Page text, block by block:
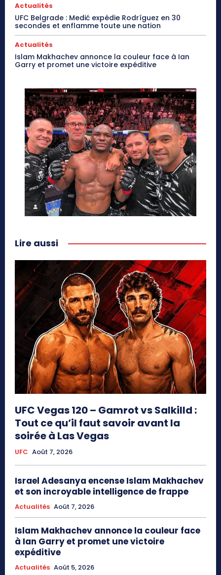
Actualités
UFC Belgrade : Medić expédie Rodríguez en 30
secondes et enflamme toute une nation
Actualités
Islam Makhachev annonce la couleur face à Ian
Garry et promet une victoire expéditive
Lire aussi
UFC Vegas 120 – Gamrot vs Salkilld :
Tout ce qu’il faut savoir avant la
soirée à Las Vegas
UFC Août 7, 2026
Israel Adesanya encense Islam Makhachev
et son incroyable intelligence de frappe
Actualités Août 7, 2026
Islam Makhachev annonce la couleur face
à Ian Garry et promet une victoire
expéditive
Actualités Août 5, 2026